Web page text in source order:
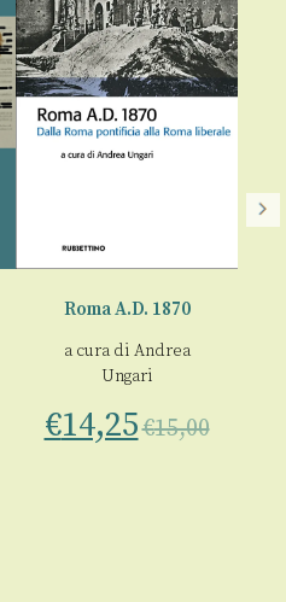
Roma A.D. 1870
a cura di Andrea
Ungari
€14,25€15,00